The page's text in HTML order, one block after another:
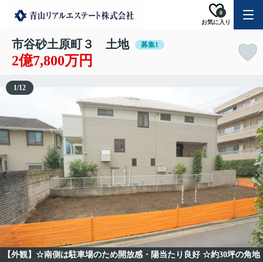
お気に入り
0
市谷砂土原町３ 土地 募集1
2億7,800万円
【外観】☆南側は駐車場のため開放感・陽当たり良好 ☆約30坪の角地
1/12